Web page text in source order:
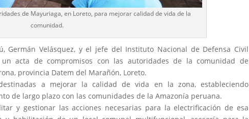
de Mayuriaga, en Loreto, para mejorar calidad de vida de la
comunidad.
Germán Velásquez, y el jefe del Instituto Nacional de Defensa Civil
acta de compromisos con las autoridades de la comunidad de
provincia Datem del Marañón, Loreto.
a mejorar la calidad de vida en la zona, estableciendo
de largo plazo con las comunidades de la Amazonía peruana.
y gestionar las acciones necesarias para la electrificación de esa